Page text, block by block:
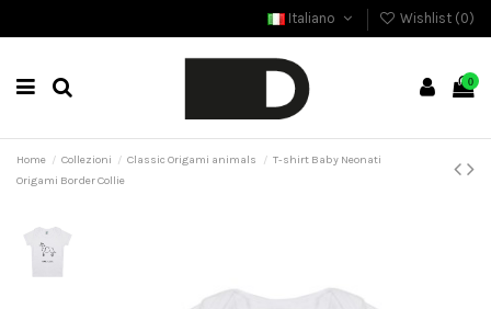
Italiano Wishlist (0)
0
Home Collezioni Classic Origami animals
T-shirt Baby Neonati
Origami Border Collie